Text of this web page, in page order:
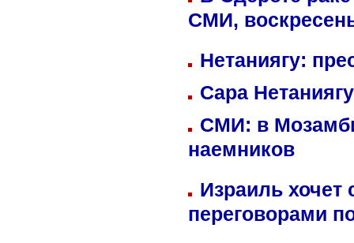
СМИ,
Нетаниягу:
Сара
СМИ: в
наемников
Израиль хочет
переговорами